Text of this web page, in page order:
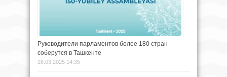
Руководители парламентов более 180 стран
соберутся в Ташкенте
26.03.2025 14:35